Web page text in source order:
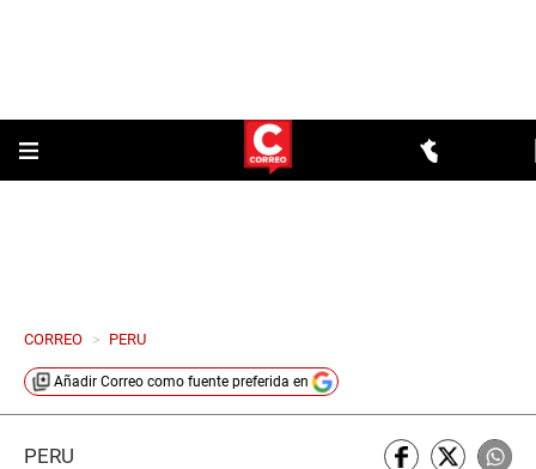
CORREO > PERU
Añadir Correo como fuente preferida en
PERÚ